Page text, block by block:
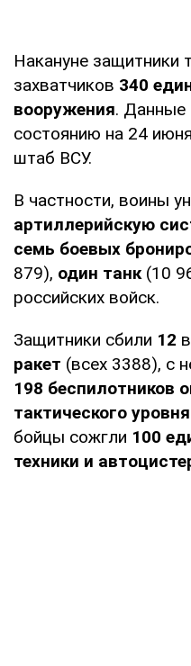
Накануне защитники
захватчиков 340
вооружения. Данные
состоянию на 24 июня
штаб ВСУ.
В частности, воины
артиллерийскую
семь боевых
879), один танк(10
российских войск.
Защитники сбили 12
ракет (всех 3388), с
198 беспилотников
тактического уровня
бойцы сожгли 100
техники и